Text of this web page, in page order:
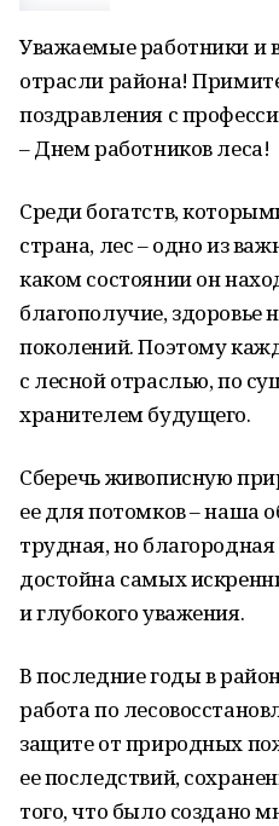
Уважаемые работники и
отрасли района!
поздравления с
– Днем работников леса!
Среди богатств,
страна, лес – одно из
каком состоянии он
благополучие,
поколений. Поэтому
с лесной отраслью, по
хранителем будущего.
Сберечь живописную
ее для потомков – наша
трудная, но
достойна самых
и глубокого уважения.
В последние годы в
работа по
защите от природных
ее последствий,
того, что было создано